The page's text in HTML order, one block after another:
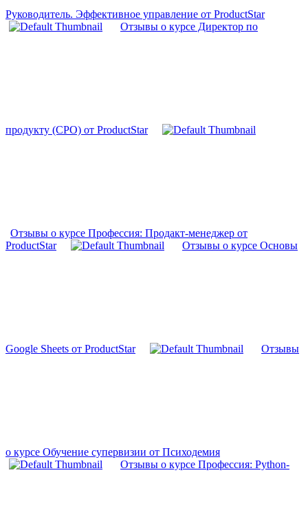
Руководитель. Эффективное управление от ProductStar
Отзывы о курсе Директор по
продукту (CPO) от ProductStar
Отзывы о курсе Профессия: Продакт-менеджер от
ProductStar
Отзывы о курсе Основы
Google Sheets от ProductStar Отзывы
о курсе Обучение супервизии от Психодемия
Отзывы о курсе Профессия: Python-